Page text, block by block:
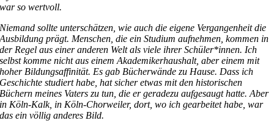
war so wertvoll.
Niemand sollte unterschätzen, wie auch die eigene Vergangenheit die
Ausbildung prägt. Menschen, die ein Studium aufnehmen, kommen in
der Regel aus einer anderen Welt als viele ihrer Schüler*innen. Ich
selbst komme nicht aus einem Akademikerhaushalt, aber einem mit
hoher Bildungsaffinität. Es gab Bücherwände zu Hause. Dass ich
Geschichte studiert habe, hat sicher etwas mit den historischen
Büchern meines Vaters zu tun, die er geradezu aufgesaugt hatte. Aber
in Köln-Kalk, in Köln-Chorweiler, dort, wo ich gearbeitet habe, war
das ein völlig anderes Bild.